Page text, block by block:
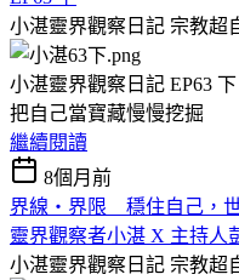
小湛靈界觀察日記 宗教超
小湛靈界觀察日記 EP63 下
把自己當寶藏慢慢挖掘
繼續閱讀
8個月前
界線・界限 穩住自己，
靈界觀察者小湛 X 主持人
小湛靈界觀察日記 宗教超